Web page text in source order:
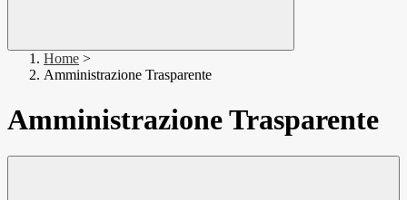
Home >
Amministrazione Trasparente
Amministrazione Trasparente